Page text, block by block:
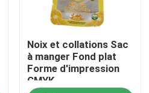
Noix et collations Sac
à manger Fond plat
Forme d'impression
CMYK